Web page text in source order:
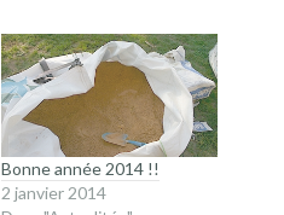
Bonne année 2014 !!
2 janvier 2014